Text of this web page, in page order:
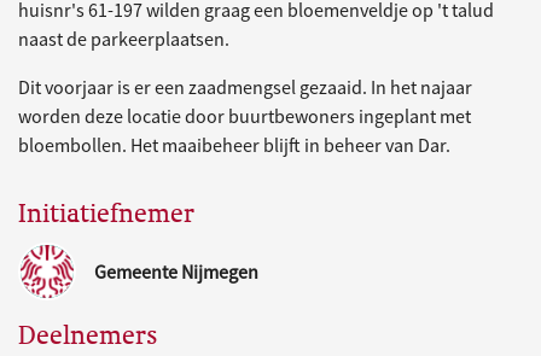
huisnr's 61-197 wilden graag een bloemenveldje op 't talud
naast de parkeerplaatsen.
Dit voorjaar is er een zaadmengsel gezaaid. In het najaar
worden deze locatie door buurtbewoners ingeplant met
bloembollen. Het maaibeheer blijft in beheer van Dar.
Initiatiefnemer
Gemeente Nijmegen
Deelnemers